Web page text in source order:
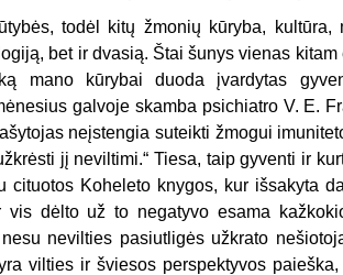
todėl kitų žmonių kūryba, kultūra,
bet ir dvasią. Štai šunys vienas
mano kūrybai duoda įvardytas
galvoje skamba psichiatro V. E.
neįstengia suteikti žmogui
jį neviltimi.“ Tiesa, taip gyventi ir
Koheleto knygos, kur išsakyta
vis dėlto už to negatyvo esama
nevilties pasiutligės užkrato
vilties ir šviesos perspektyvos